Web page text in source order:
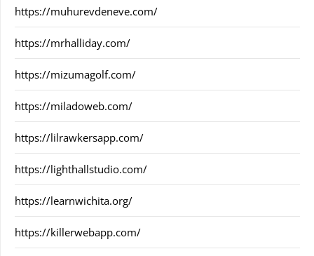
https://muhurevdeneve.com/
https://mrhalliday.com/
https://mizumagolf.com/
https://miladoweb.com/
https://lilrawkersapp.com/
https://lighthallstudio.com/
https://learnwichita.org/
https://killerwebapp.com/